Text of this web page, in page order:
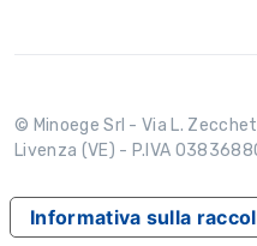
© Minoege Srl - Via L.
Livenza (VE) - P.IVA
Informativa sulla